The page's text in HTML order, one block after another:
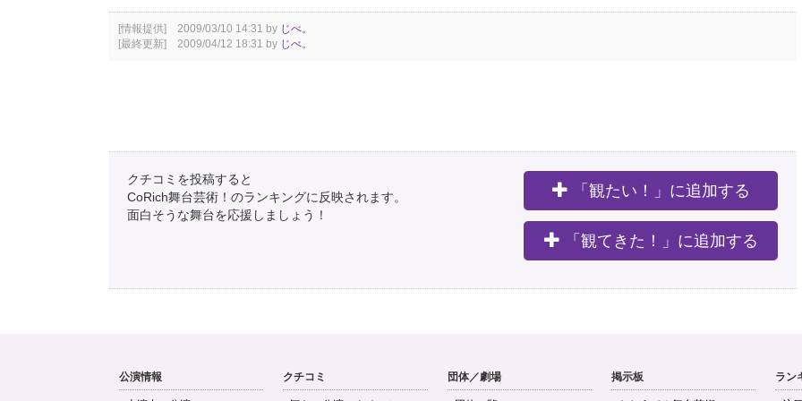
[情報提供] 2009/03/10 14:31 by じべ。
[最終更新] 2009/04/12 18:31 by じべ。
クチコミを投稿すると
CoRich舞台芸術！のランキングに反映されます。
面白そうな舞台を応援しましょう！
「観たい！」に追加する
「観てきた！」に追加する
公演情報 クチコミ 団体／劇場 掲示板 ラン